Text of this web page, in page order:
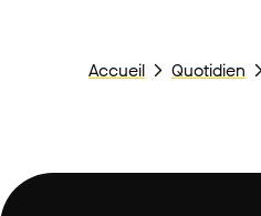
Accueil Quotidien